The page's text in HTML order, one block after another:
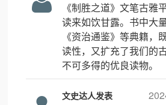
《制胜之道》文笔古雅
读来如饮甘露。书中大
《资治通鉴》等典籍，
读性，又扩充了我们的
不可多得的优良读物。
文史达人发表